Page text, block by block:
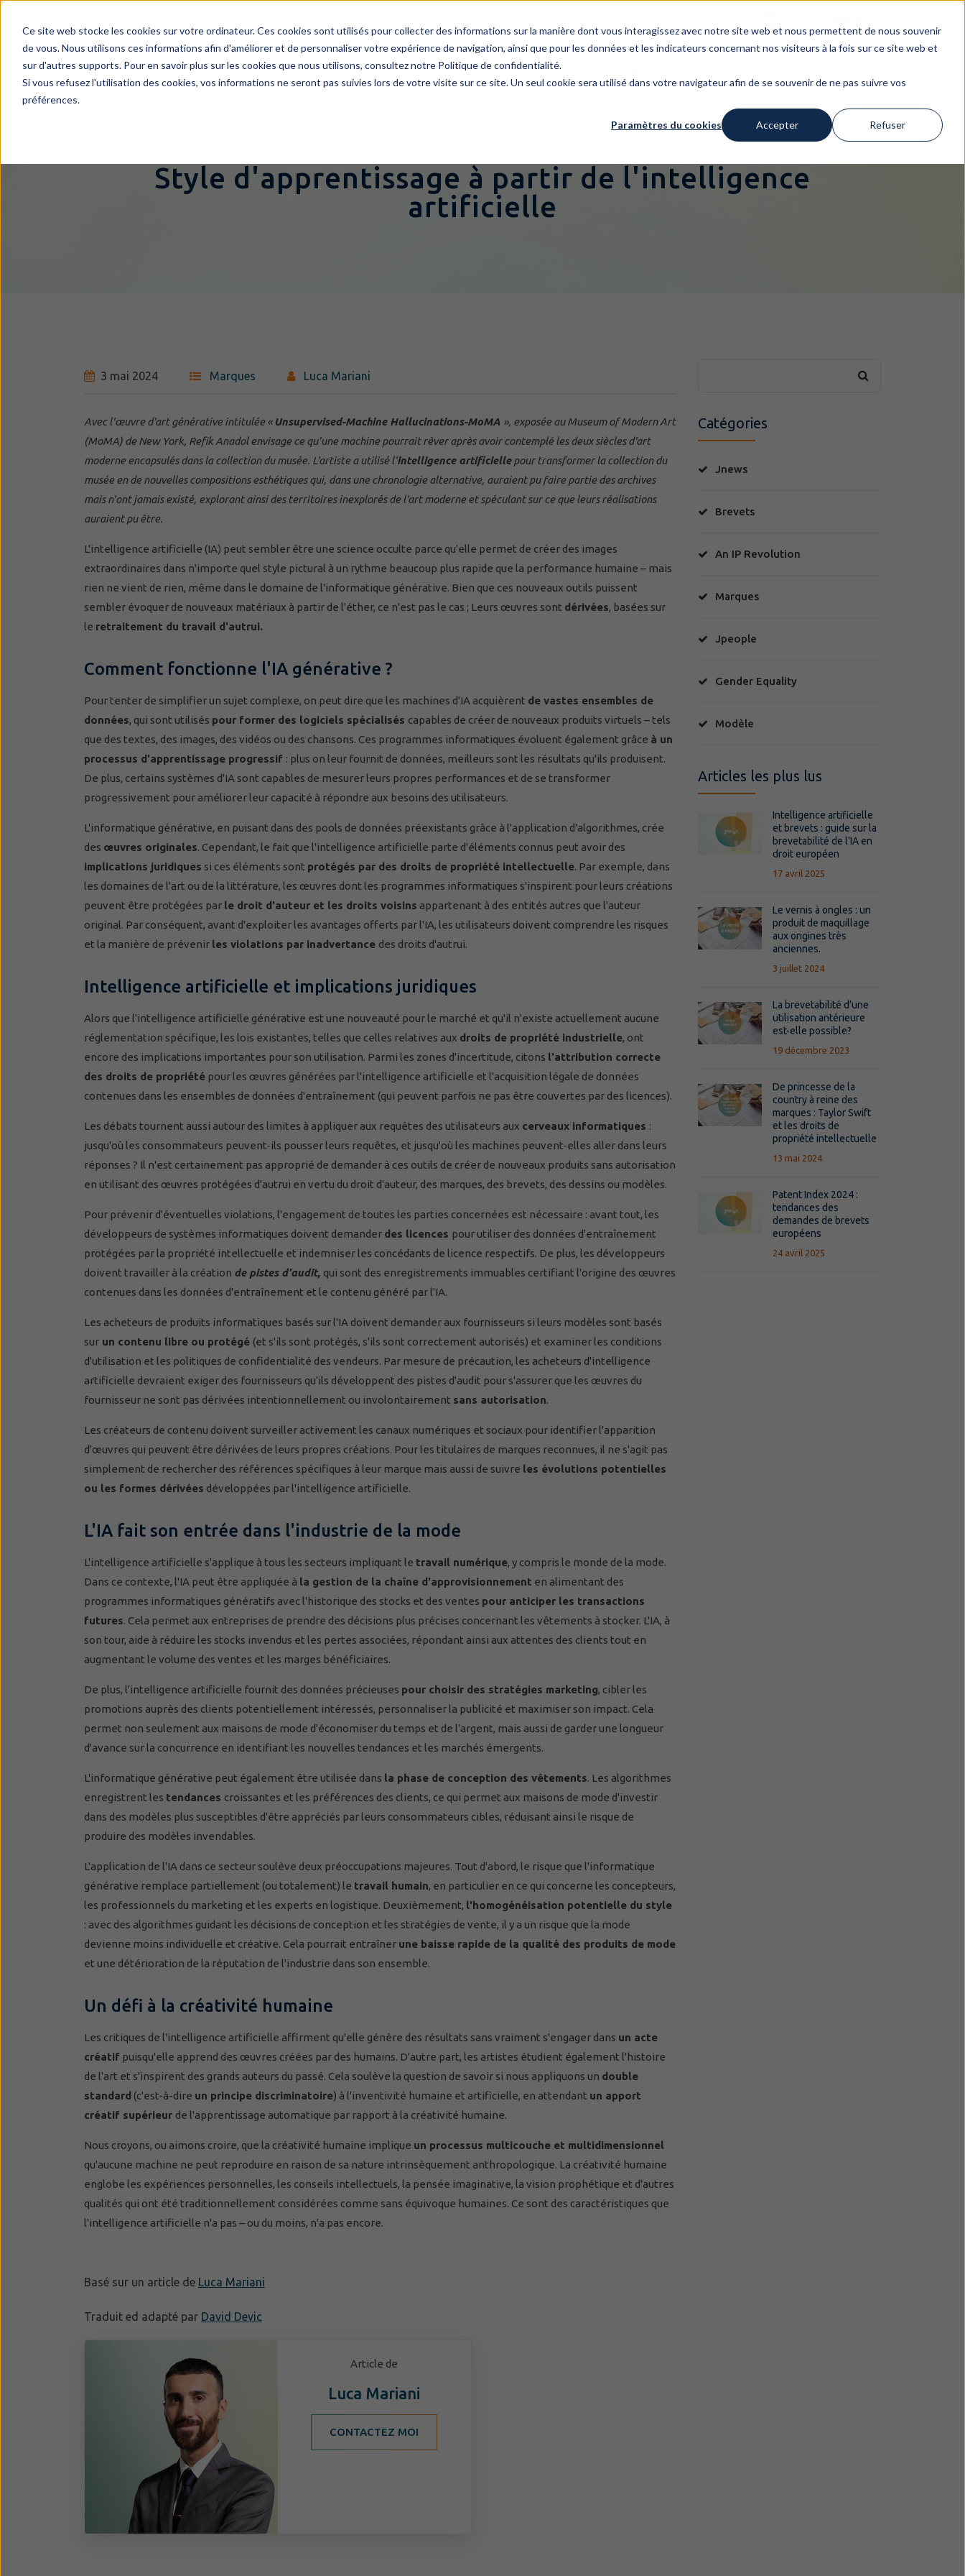
Ce site web stocke les cookies sur votre ordinateur. Ces cookies sont utilisés pour collecter des informations sur la manière dont vous interagissez avec notre site web et nous permettent de nous souvenir
de vous. Nous utilisons ces informations afin d'améliorer et de personnaliser votre expérience de navigation, ainsi que pour les données et les indicateurs concernant nos visiteurs à la fois sur ce site web et
sur d'autres supports. Pour en savoir plus sur les cookies que nous utilisons, consultez notre Politique de confidentialité.
Si vous refusez l'utilisation des cookies, vos informations ne seront pas suivies lors de votre visite sur ce site. Un seul cookie sera utilisé dans votre navigateur afin de se souvenir de ne pas suivre vos
préférences.
Paramètres du cookies Accepter Refuser
Style d'apprentissage à partir de l'intelligence
artificielle
3 mai 2024 Marques Luca Mariani
Avec l'œuvre d'art générative intitulée « Unsupervised-Machine Hallucinations-MoMA », exposée au Museum of Modern Art
(MoMA) de New York, Refik Anadol envisage ce qu’une machine pourrait rêver après avoir contemplé les deux siècles d'art
moderne encapsulés dans la collection du musée. L'artiste a utilisé l'intelligence artificiellepour transformer la collection du
musée en de nouvelles compositions esthétiques qui, dans une chronologie alternative, auraient pu faire partie des archives
mais n'ont jamais existé, explorant ainsi des territoires inexplorés de l'art moderne et spéculant sur ce que leurs réalisations
auraient pu être.
L'intelligence artificielle (IA) peut sembler être une science occulte parce qu'elle permet de créer des images
extraordinaires dans n'importe quel style pictural à un rythme beaucoup plus rapide que la performance humaine – mais
rien ne vient de rien, même dans le domaine de l'informatique générative. Bien que ces nouveaux outils puissent
sembler évoquer de nouveaux matériaux à partir de l'éther, ce n'est pas le cas ; Leurs œuvres sont dérivées, basées sur
le retraitement du travail d'autrui.
Comment fonctionne l'IA générative ?
Pour tenter de simplifier un sujet complexe, on peut dire que les machines d'IA acquièrent de vastes ensembles de
données, qui sont utilisés pour former des logiciels spécialisés capables de créer de nouveaux produits virtuels – tels
que des textes, des images, des vidéos ou des chansons. Ces programmes informatiques évoluent également grâce à un
processus d'apprentissage progressif : plus on leur fournit de données, meilleurs sont les résultats qu'ils produisent.
De plus, certains systèmes d'IA sont capables de mesurer leurs propres performances et de se transformer
progressivement pour améliorer leur capacité à répondre aux besoins des utilisateurs.
L'informatique générative, en puisant dans des pools de données préexistants grâce à l'application d'algorithmes, crée
des œuvres originales. Cependant, le fait que l'intelligence artificielle parte d'éléments connus peut avoir des
implications juridiques si ces éléments sont protégés par des droits de propriété intellectuelle. Par exemple, dans
les domaines de l'art ou de la littérature, les œuvres dont les programmes informatiques s'inspirent pour leurs créations
peuvent être protégées par le droit d'auteur et les droits voisins appartenant à des entités autres que l'auteur
original. Par conséquent, avant d'exploiter les avantages offerts par l'IA, les utilisateurs doivent comprendre les risques
et la manière de prévenir les violations par inadvertance des droits d'autrui.
Intelligence artificielle et implications juridiques
Alors que l'intelligence artificielle générative est une nouveauté pour le marché et qu'il n'existe actuellement aucune
réglementation spécifique, les lois existantes, telles que celles relatives aux droits de propriété industrielle, ont
encore des implications importantes pour son utilisation. Parmi les zones d'incertitude, citons l'attribution correcte
des droits de propriété pour les œuvres générées par l'intelligence artificielle et l'acquisition légale de données
contenues dans les ensembles de données d'entraînement (qui peuvent parfois ne pas être couvertes par des licences).
Les débats tournent aussi autour des limites à appliquer aux requêtes des utilisateurs aux cerveaux informatiques :
jusqu'où les consommateurs peuvent-ils pousser leurs requêtes, et jusqu'où les machines peuvent-elles aller dans leurs
réponses ? Il n'est certainement pas approprié de demander à ces outils de créer de nouveaux produits sans autorisation
en utilisant des œuvres protégées d'autrui en vertu du droit d'auteur, des marques, des brevets, des dessins ou modèles.
Pour prévenir d'éventuelles violations, l'engagement de toutes les parties concernées est nécessaire : avant tout, les
développeurs de systèmes informatiques doivent demander des licences pour utiliser des données d'entraînement
protégées par la propriété intellectuelle et indemniser les concédants de licence respectifs. De plus, les développeurs
doivent travailler à la création de pistes d'audit, qui sont des enregistrements immuables certifiant l'origine des œuvres
contenues dans les données d'entraînement et le contenu généré par l'IA.
Les acheteurs de produits informatiques basés sur l'IA doivent demander aux fournisseurs si leurs modèles sont basés
sur un contenu libre ou protégé (et s'ils sont protégés, s'ils sont correctement autorisés) et examiner les conditions
d'utilisation et les politiques de confidentialité des vendeurs. Par mesure de précaution, les acheteurs d'intelligence
artificielle devraient exiger des fournisseurs qu'ils développent des pistes d'audit pour s'assurer que les œuvres du
fournisseur ne sont pas dérivées intentionnellement ou involontairement sans autorisation.
Les créateurs de contenu doivent surveiller activement les canaux numériques et sociaux pour identifier l'apparition
d'œuvres qui peuvent être dérivées de leurs propres créations. Pour les titulaires de marques reconnues, il ne s'agit pas
simplement de rechercher des références spécifiques à leur marque mais aussi de suivre les évolutions potentielles
ou les formes dérivées développées par l'intelligence artificielle.
L'IA fait son entrée dans l'industrie de la mode
L'intelligence artificielle s'applique à tous les secteurs impliquant le travail numérique, y compris le monde de la mode.
Dans ce contexte, l'IA peut être appliquée à la gestion de la chaîne d'approvisionnement en alimentant des
programmes informatiques génératifs avec l'historique des stocks et des ventes pour anticiper les transactions
futures. Cela permet aux entreprises de prendre des décisions plus précises concernant les vêtements à stocker. L'IA, à
son tour, aide à réduire les stocks invendus et les pertes associées, répondant ainsi aux attentes des clients tout en
augmentant le volume des ventes et les marges bénéficiaires.
De plus, l'intelligence artificielle fournit des données précieuses pour choisir des stratégies marketing, cibler les
promotions auprès des clients potentiellement intéressés, personnaliser la publicité et maximiser son impact. Cela
permet non seulement aux maisons de mode d'économiser du temps et de l'argent, mais aussi de garder une longueur
d'avance sur la concurrence en identifiant les nouvelles tendances et les marchés émergents.
L'informatique générative peut également être utilisée dans la phase de conception des vêtements. Les algorithmes
enregistrent les tendances croissantes et les préférences des clients, ce qui permet aux maisons de mode d'investir
dans des modèles plus susceptibles d'être appréciés par leurs consommateurs cibles, réduisant ainsi le risque de
produire des modèles invendables.
L'application de l'IA dans ce secteur soulève deux préoccupations majeures. Tout d'abord, le risque que l'informatique
générative remplace partiellement (ou totalement) le travail humain, en particulier en ce qui concerne les concepteurs,
les professionnels du marketing et les experts en logistique. Deuxièmement, l'homogénéisation potentielle du style
: avec des algorithmes guidant les décisions de conception et les stratégies de vente, il y a un risque que la mode
devienne moins individuelle et créative. Cela pourrait entraîner une baisse rapide de la qualité des produits de mode
et une détérioration de la réputation de l'industrie dans son ensemble.
Un défi à la créativité humaine
Les critiques de l'intelligence artificielle affirment qu'elle génère des résultats sans vraiment s'engager dans un acte
créatif puisqu'elle apprend des œuvres créées par des humains. D'autre part, les artistes étudient également l'histoire
de l'art et s'inspirent des grands auteurs du passé. Cela soulève la question de savoir si nous appliquons un double
standard (c'est-à-dire un principe discriminatoire) à l'inventivité humaine et artificielle, en attendant un apport
créatif supérieur de l'apprentissage automatique par rapport à la créativité humaine.
Nous croyons, ou aimons croire, que la créativité humaine implique un processus multicouche et multidimensionnel
qu'aucune machine ne peut reproduire en raison de sa nature intrinsèquement anthropologique. La créativité humaine
englobe les expériences personnelles, les conseils intellectuels, la pensée imaginative, la vision prophétique et d'autres
qualités qui ont été traditionnellement considérées comme sans équivoque humaines. Ce sont des caractéristiques que
l'intelligence artificielle n'a pas – ou du moins, n'a pas encore.
Basé sur un article de Luca Mariani
Traduit ed adapté par David Devic
Article de
Luca Mariani
CONTACTEZ MOI
Catégories
Jnews
Brevets
An IP Revolution
Marques
Jpeople
Gender Equality
Modèle
Articles les plus lus
Intelligence artificielle
et brevets : guide sur la
brevetabilité de l'IA en
droit européen
17 avril 2025
Le vernis à ongles : un
produit de maquillage
aux origines très
anciennes.
3 juillet 2024
La brevetabilité d’une
utilisation antérieure
est-elle possible?
19 décembre 2023
De princesse de la
country à reine des
marques : Taylor Swift
et les droits de
propriété intellectuelle
13 mai 2024
Patent Index 2024 :
tendances des
demandes de brevets
européens
24 avril 2025